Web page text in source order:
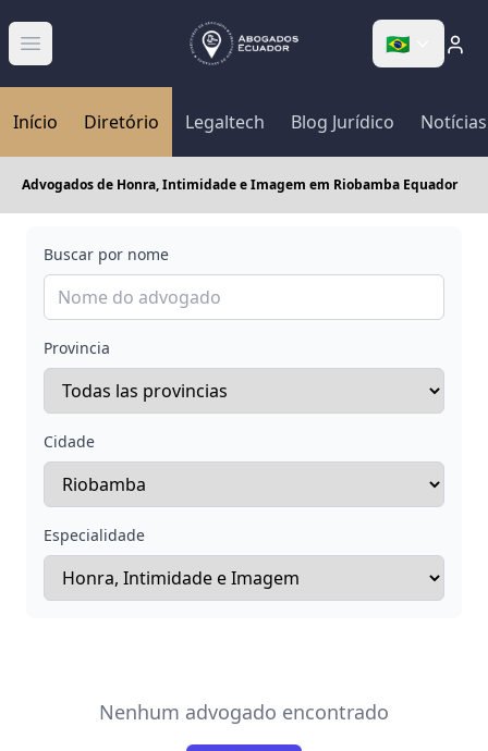
Abrir menú 🇧🇷
Início Diretório Legaltech Blog Jurídico Notícias
Advogados de Honra, Intimidade e Imagem em Riobamba Equador
Buscar por nome
Provincia
Cidade
Especialidade
Nenhum advogado encontrado